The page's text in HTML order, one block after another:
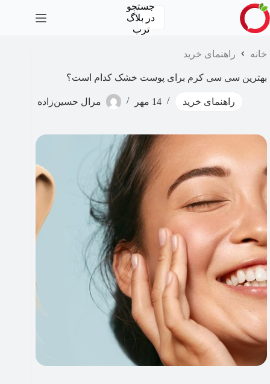
پرش
به
محتوا
جستجو
در بلاگ
ترب
خانه راهنمای خرید
بهترین سی سی کرم برای پوست خشک کدام است؟
راهنمای خرید 14 مهر مرال حسین‌زاده